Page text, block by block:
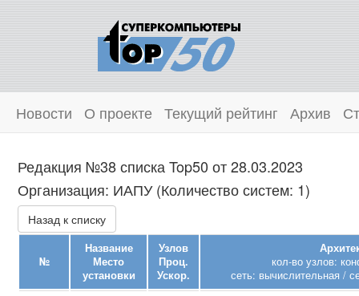
Новости О проекте Текущий рейтинг Архив
Редакция №38 списка Top50 от 28.03.2023
Организация: ИАПУ (Количество систем: 1)
Назад к списку
№
Название
Место
установки
Узлов
Проц.
Ускор.
кол-во узлов:
сеть: вычислительная /